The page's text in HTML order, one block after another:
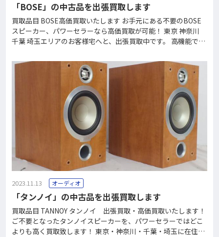
「BOSE」の中古品を出張買取します
買取品目 BOSE高価買取いたします お手元にある不要のBOSE
スピーカー、パワーセラーなら高価買取が可能！ 東京 神奈川
千葉 埼玉エリアのお客様宅へと、出張買取中です。 高機能で新
があります。 お電話いただければ、無料査定を致します◎ 出張
買取対象エリア以外のお客様でも、宅配買取にて対応致します
ので、ぜひお気軽にご連絡ください。 買取不可なBOSEでも、
格安にて回収も可能です♪ フリーダイヤル0120-37-2060で、
買取価格がすぐにわかります。 買取価格一例 BOSElifestyle 53
5 series ⅢBOSEPanaray 802 seriesⅢBOSE601 series Ⅱ BOS
Ebass module 700BOSEm
2023.11.13 オーディオ
「タンノイ」の中古品を出張買取します
買取品目 TANNOY タンノイ 出張買取・高価買取いたします！
ご不要となったタンノイスピーカーを、パワーセラーではどこ
よりも高く買取致します！ 東京・神奈川・千葉・埼玉に在住の